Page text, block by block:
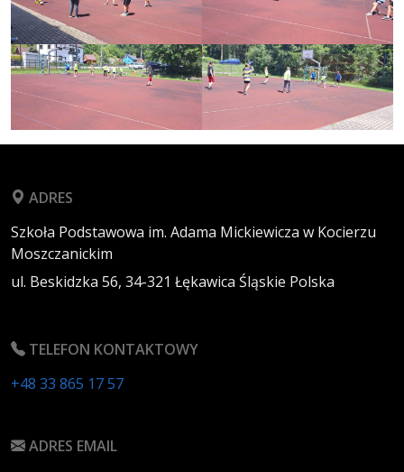
ADRES
Szkoła Podstawowa im. Adama Mickiewicza w Kocierzu
Moszczanickim
ul. Beskidzka 56, 34-321 Łękawica Śląskie Polska
TELEFON KONTAKTOWY
+48 33 865 17 57
ADRES EMAIL